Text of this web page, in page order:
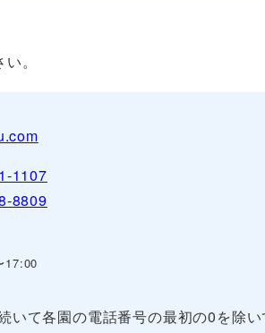
。
1107
8809
17:00
いて各園の電話番号の最初の0を除